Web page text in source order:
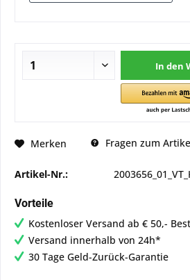
In den
Merken Fragen zum
Artikel-Nr.:
Vorteile
Kostenloser Versand ab € 50,-
Versand innerhalb von 24h*
30 Tage Geld-Zurück-Garantie